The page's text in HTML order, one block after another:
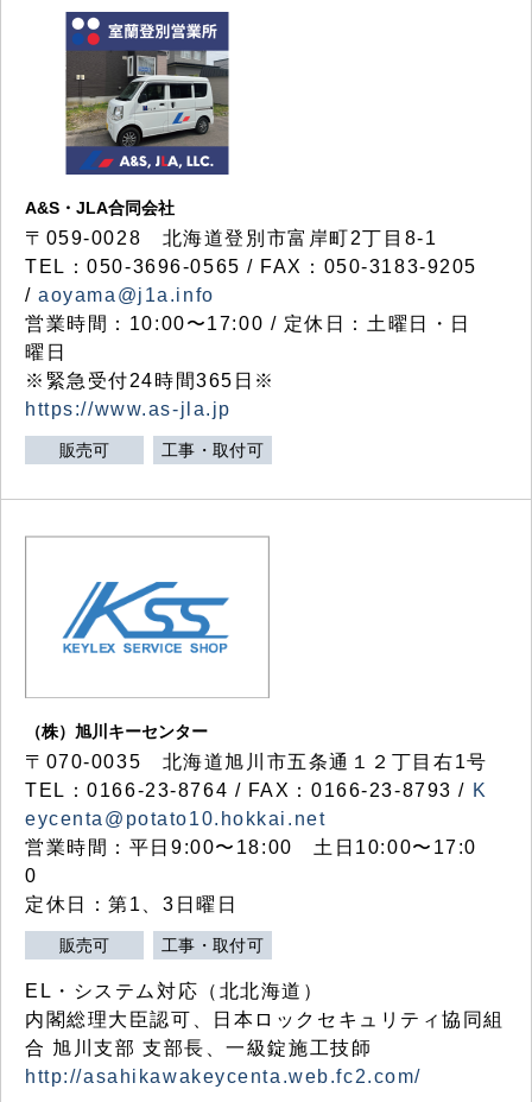
A&S・JLA合同会社
〒 059-0028 北海道登別市富岸町2丁目 8-1
TEL：050-3696-0565 / FAX：050-3183-9205
/aoyama@j1a.info
営業時間：10:00〜17:00 / 定休日：土曜日・日
曜日
※緊急受付24時間365日※
https://www.as-jla.jp
販売可 工事・取付可
（株）旭川キーセンター
〒070-0035 北海道旭川市五条通１２丁目右1号
TEL：0166-23-8764 / FAX：0166-23-8793 / K
eycenta@potato10.hokkai.net
営業時間：平日9:00〜18:00 土日10:00〜17:0
0
定休日：第1、3日曜日
販売可 工事・取付可
EL・システム対応（北北海道）
内閣総理大臣認可、日本ロックセキュリティ協同組
合 旭川支部 支部長、一級錠施工技師
http://asahikawakeycenta.web.fc2.com/